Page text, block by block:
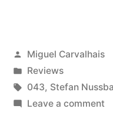
Posted
by
Miguel Carvalhais
Posted
in
Reviews
Tags:
043, Stefan
Leave a commenton